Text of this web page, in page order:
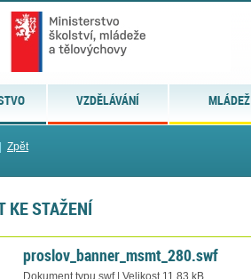
VZDĚLÁVÁNÍ MLÁDEŽ
Zpět
KE STAŽENÍ
proslov_banner_msmt_280.swf
Dokument typu swf | Velikost 11,83 kB